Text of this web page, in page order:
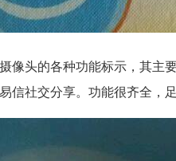
像头的各种功能标示，其主
信社交分享。功能很齐全，